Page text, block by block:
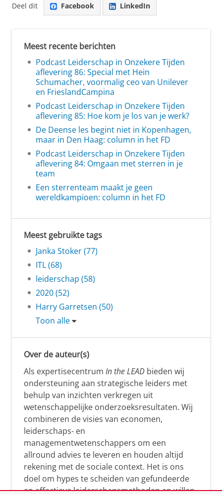
Deel dit Facebook LinkedIn
Meest recente berichten
Podcast Leiderschap in Onzekere Tijden
aflevering 86: Special met Hein
Schumacher, voormalig ceo van Unilever
en FrieslandCampina
Podcast Leiderschap in Onzekere Tijden
aflevering 85: Hoe kom je los van je werk?
De Deense les begint niet in Kopenhagen,
maar in Den Haag: column in het FD
Podcast Leiderschap in Onzekere Tijden
aflevering 84: Omgaan met sterren in je
team
Een sterrenteam maakt je geen
wereldkampioen: column in het FD
Meest gebruikte tags
Janka Stoker (77)
ITL (68)
leiderschap (58)
2020 (52)
Harry Garretsen (50)
Toon alle
Over de auteur(s)
Als expertisecentrum In the LEAD bieden wij
ondersteuning aan strategische leiders met
behulp van inzichten verkregen uit
wetenschappelijke onderzoeksresultaten. Wij
combineren de visies van economen,
leiderschaps- en
managementwetenschappers om een
allround advies te leveren en houden altijd
rekening met de sociale context. Het is ons
doel om hypes te scheiden van gefundeerde
en effectieve leiderschapsmethoden en willen